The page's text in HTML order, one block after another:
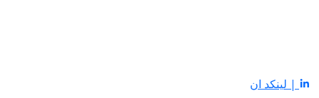
| لينكد ان